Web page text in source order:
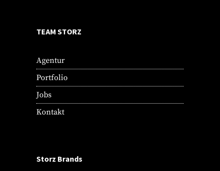
TEAM STORZ
Agentur
Portfolio
Jobs
Kontakt
Storz Brands